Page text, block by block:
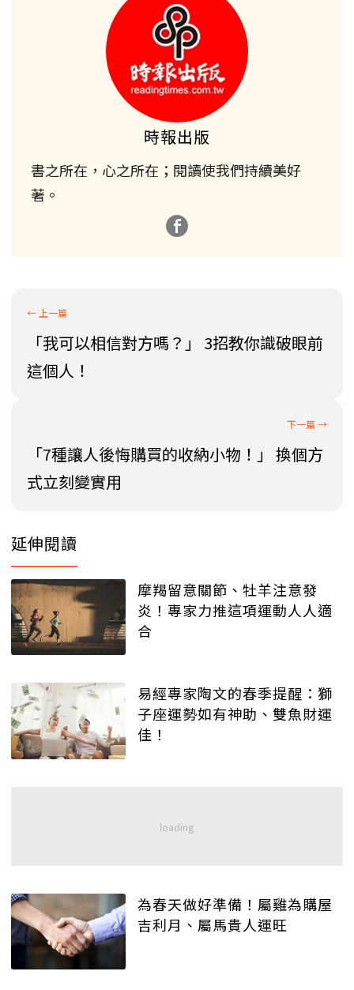
時報出版
書之所在，心之所在；閱讀使我們持續美好
著。
「我可以相信對方嗎？」 3招教你識破眼前
這個人！
「7種讓人後悔購買的收納小物！」 換個方
式立刻變實用
延伸閱讀
摩羯留意關節、牡羊注意發
炎！專家力推這項運動人人適
合
易經專家陶文的春季提醒：獅
子座運勢如有神助、雙魚財運
佳！
為春天做好準備！屬雞為購屋
吉利月、屬馬貴人運旺